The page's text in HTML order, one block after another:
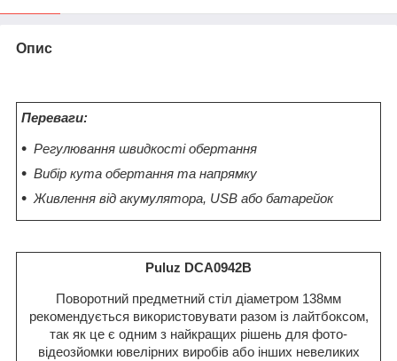
Опис
Переваги:
Регулювання швидкості обертання
Вибір кута обертання та напрямку
Живлення від акумулятора, USB або батарейок
Puluz DCA0942B
Поворотний предметний стіл діаметром 138мм
рекомендується використовувати разом із лайтбоксом,
так як це є одним з найкращих рішень для фото-
відеозйомки ювелірних виробів або інших невеликих